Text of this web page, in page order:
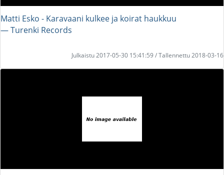
Matti Esko - Karavaani kulkee ja koirat haukkuu
― Turenki Records
Julkaistu 2017-05-30 15:41:59 / Tallennettu 2018-03-16